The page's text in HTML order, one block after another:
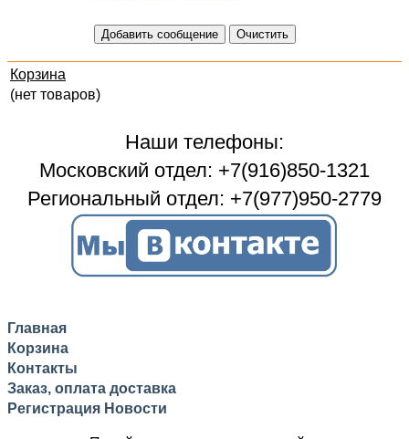
Корзина
(нет товаров)
Наши телефоны:
Московский отдел: +7(916)850-1321
Региональный отдел: +7(977)950-2779
Главная
Корзина
Контакты
Заказ, оплата доставка
Регистрация Новости